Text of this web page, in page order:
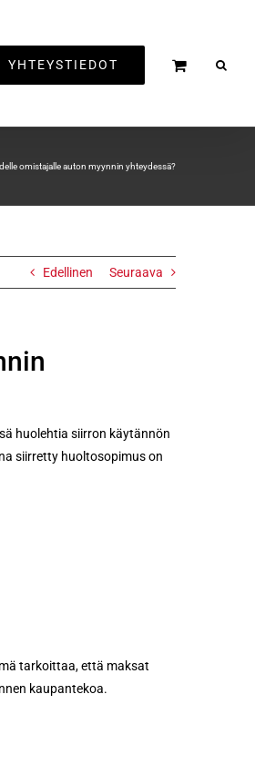
YHTEYSTIEDOT
omistajalle auton myynnin yhteydessä?
Edellinen Seuraava
huolehtia siirron käytännön
siirretty huoltosopimus on
tarkoittaa, että maksat
kaupantekoa.